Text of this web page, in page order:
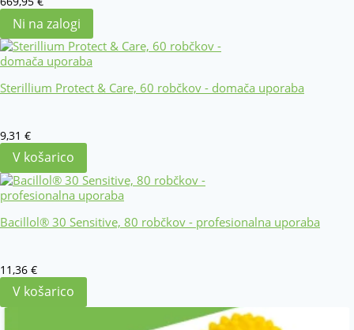
Ni na zalogi
Sterillium Protect & Care, 60 robčkov - domača uporaba
9,31 €
V košarico
Bacillol® 30 Sensitive, 80 robčkov - profesionalna uporaba
11,36 €
V košarico